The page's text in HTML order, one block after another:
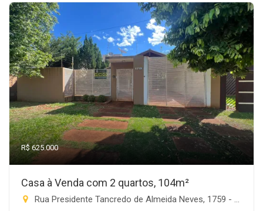
R$ 625.000
Casa à Venda com 2 quartos, 104m²
Rua Presidente Tancredo de Almeida Neves, 1759 - Progresso, Rio Brilhante-MS